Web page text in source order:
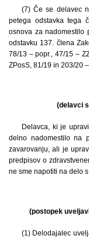
(7) Če se delavec
petega odstavka tega
osnova za nadomestilo
odstavku 137. člena
78/13 – popr., 47/15 –
ZPosS, 81/19 in 203/20
(delavci
Delavca, ki je
delno nadomestilo na
zavarovanju, ali je
predpisov o
ne sme napotiti na delo
(postopek
(1) Delodajalec